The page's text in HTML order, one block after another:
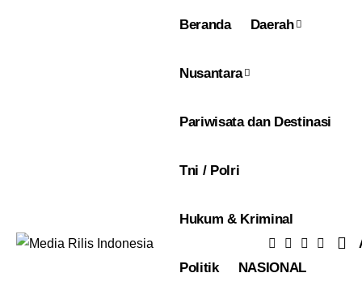
Beranda Daerah
Nusantara
Pariwisata dan Destinasi
Tni / Polri
Hukum & Kriminal
Politik NASIONAL